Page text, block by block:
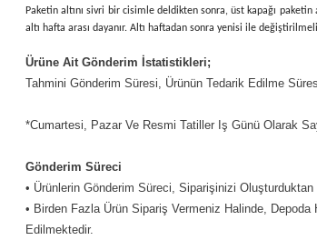
Paketin altını sivri bir cisimle deldikten sonra, üst kapağı
altı hafta arası dayanır. Altı haftadan sonra yenisi ile
Ürüne Ait Gönderim İstatistikleri;
Tahmini Gönderim Süresi, Ürünün Tedarik Edilme
*Cumartesi, Pazar Ve Resmi Tatiller Iş Günü Olarak
Gönderim Süreci
• Ürünlerin Gönderim Süreci, Siparişinizi
• Birden Fazla Ürün Sipariş Vermeniz Halinde,
Edilmektedir.